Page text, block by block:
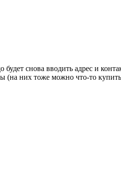
снова вводить адрес и
них тоже можно что-то